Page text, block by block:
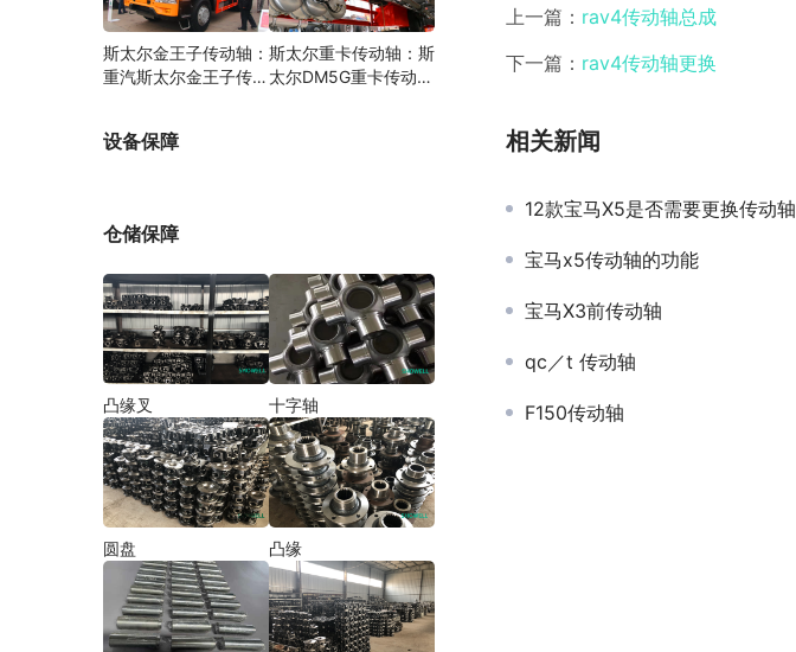
上一篇： rav4传动轴总成
下一篇： rav4传动轴更换
相关新闻
12款宝马X5是否需要更换传动轴
宝马x5传动轴的功能
宝马X3前传动轴
qc／t 传动轴
F150传动轴
斯太尔金王子传动轴：
重汽斯太尔金王子传动
斯太尔重卡传动轴：斯
太尔DM5G重卡传动轴
设备保障
仓储保障
凸缘叉 十字轴
圆盘 凸缘